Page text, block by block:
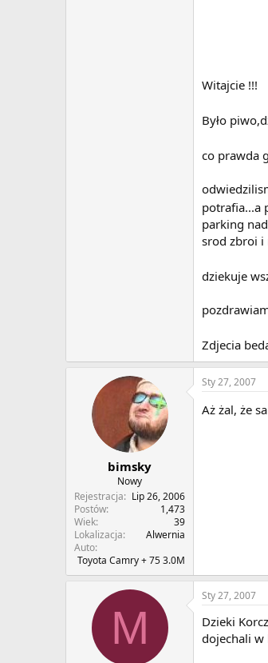
Witajcie !!!
Było
co prawda
potrafia...a
parking
srod zbroi i
dziekuje
Zdjecia
bimsky
Nowy
Rejestracja
Lip 26, 2006
Postów
1,473
Wiek
39
Lokalizacja
Alwernia
Auto
Toyota Camry + 75 3.0M
Sty 27, 2007
Aż żal, że
M
Sty 27, 2007
Dzieki
dojechali w